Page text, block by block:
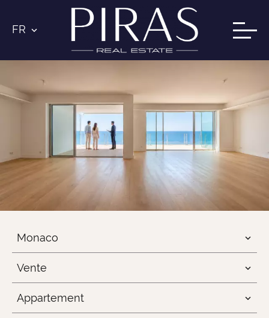
FR
Monaco
Vente
Appartement